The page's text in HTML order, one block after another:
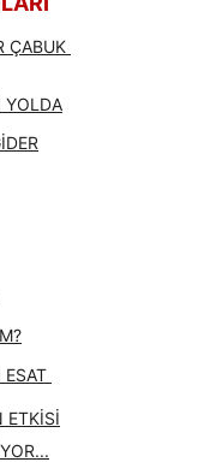
ESAT
ETKİSİ
YOLDA
ÇABUK